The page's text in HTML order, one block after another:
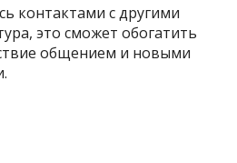
контактами с другими
это сможет обогатить
общением и новыми